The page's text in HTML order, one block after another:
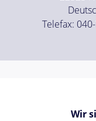
Telefax:
Wir